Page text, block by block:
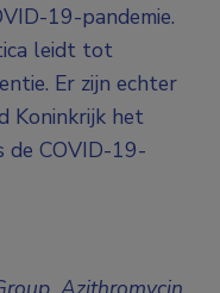
19-pandemie.
leidt tot
Er zijn echter
Koninkrijk het
de COVID-19-